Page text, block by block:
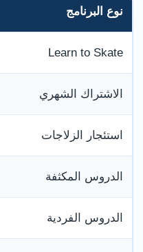
نوع البرنامج
Learn to Skate
الاشتراك الشهري
استئجار الزلاجات
الدروس المكثفة
الدروس الفردية